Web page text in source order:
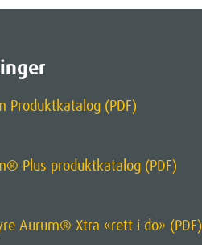
Produktkatalog (PDF)
® Plus produktkatalog (PDF)
Aurum® Xtra «rett i do» (PDF)